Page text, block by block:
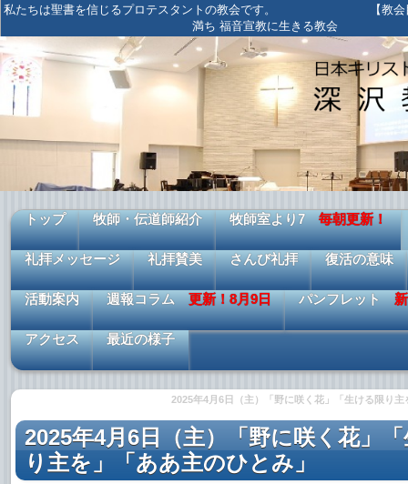
私たちは聖書を信じるプロテスタントの教会です。 【教会目
満ち 福音宣教に生きる教会
トップ 牧師・伝道師紹介 牧師室より7毎朝更新！
礼拝メッセージ 礼拝賛美 さんび礼拝 復活の意味
活動案内 週報コラム更新！8月9日 パンフレット
アクセス 最近の様子
2025年4月6日（主）「野に咲く花」「生ける限り
2025年4月6日（主）「野に咲く花」
り主を」「ああ主のひとみ」